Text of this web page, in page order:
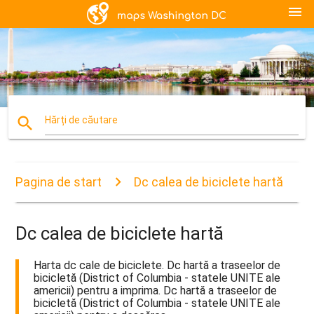
menu
search Hărți de căutare
Pagina de start Dc calea de biciclete hartă
Dc calea de biciclete hartă
Harta dc cale de biciclete. Dc hartă a traseelor de
bicicletă (District of Columbia - statele UNITE ale
americii) pentru a imprima. Dc hartă a traseelor de
bicicletă (District of Columbia - statele UNITE ale